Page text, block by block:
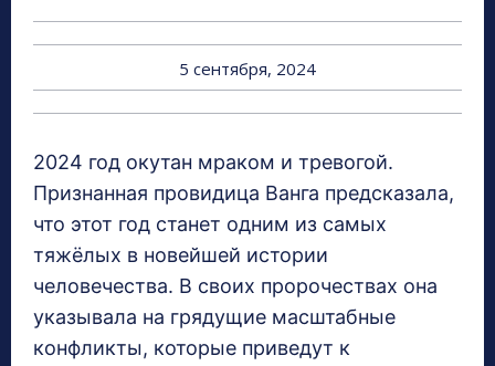
5 сентября, 2024
2024 год окутан мраком и тревогой.
Признанная провидица Ванга предсказала,
что этот год станет одним из самых
тяжёлых в новейшей истории
человечества. В своих пророчествах она
указывала на грядущие масштабные
конфликты, которые приведут к